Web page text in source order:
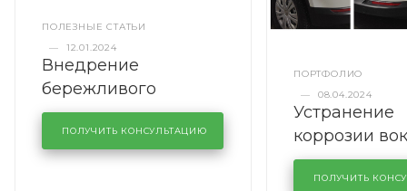
ПОЛЕЗНЫЕ СТАТЬИ
—
12.01.2024
Внедрение
бережливого
производства в
кузовном сервисе
KUTUZOVV
ПОЛУЧИТЬ КОНСУЛЬТАЦИЮ
ПОРТФОЛИО
—
08.04.2024
Устранение
коррозии
лобового
районе
ПОЛУЧИТЬ